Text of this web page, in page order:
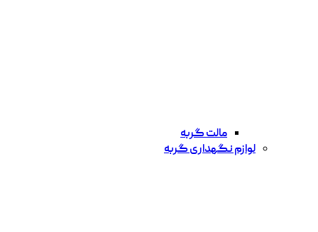
مالت گربه
لوازم نگهداری گربه